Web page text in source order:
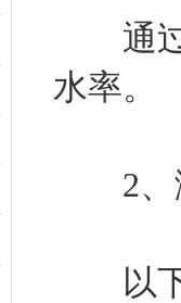
通过
水率。
2、
以下